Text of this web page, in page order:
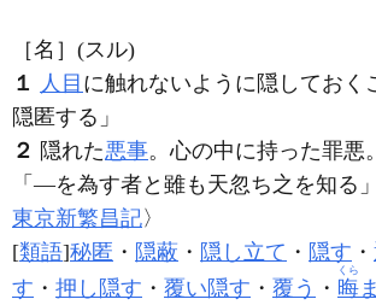
［名］ (スル)
１ 人目 に触れないように隠しておく
隠匿する」
２ 隠れた悪事。心の中に持った罪悪
「―を為す者と雖も天忽ち之を知る
東京新繁昌記〉
[類語]秘匿 ・ 隠蔽 ・ 隠し立て ・ 隠す ・
す ・ 押し隠す ・ 覆い隠す ・ 覆う ・ 晦
くら